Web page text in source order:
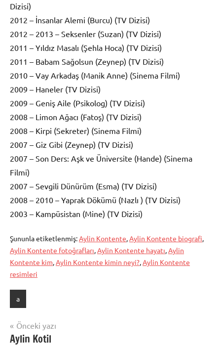
Dizisi)
2012 – İnsanlar Alemi (Burcu) (TV Dizisi)
2012 – 2013 – Seksenler (Suzan) (TV Dizisi)
2011 – Yıldız Masalı (Şehla Hoca) (TV Dizisi)
2011 – Babam Sağolsun (Zeynep) (TV Dizisi)
2010 – Vay Arkadaş (Manik Anne) (Sinema Filmi)
2009 – Haneler (TV Dizisi)
2009 – Geniş Aile (Psikolog) (TV Dizisi)
2008 – Limon Ağacı (Fatoş) (TV Dizisi)
2008 – Kirpi (Sekreter) (Sinema Filmi)
2007 – Giz Gibi (Zeynep) (TV Dizisi)
2007 – Son Ders: Aşk ve Üniversite (Hande) (Sinema
Filmi)
2007 – Sevgili Dünürüm (Esma) (TV Dizisi)
2008 – 2010 – Yaprak Dökümü (Nazlı ) (TV Dizisi)
2003 – Kampüsistan (Mine) (TV Dizisi)
Şununla etiketlenmiş:Aylin Kontente,Aylin Kontente biografi,
Aylin Kontente fotoğrafları,Aylin Kontente hayatı,Aylin
Kontente kim,Aylin Kontente kimin neyi?,Aylin Kontente
resimleri
a
Yazı
gezinmesi
Önceki yazı
Aylin Kotil